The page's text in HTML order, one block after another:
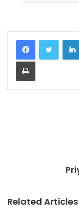
Print
Related Articles